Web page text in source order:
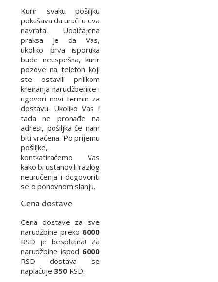
Kurir svaku pošiljku
pokušava da uruči u dva
navrata. Uobičajena
praksa je da Vas,
ukoliko prva isporuka
bude neuspešna, kurir
pozove na telefon koji
ste ostavili prilikom
kreiranja narudžbenice i
ugovori novi termin za
dostavu. Ukoliko Vas i
tada ne pronađe na
adresi, pošiljka će nam
biti vraćena. Po prijemu
pošiljke,
kontkatiraćemo Vas
kako bi ustanovili razlog
neuručenja i dogovoriti
se o ponovnom slanju.
Cena dostave
Cena dostave za sve
narudžbine preko 6000
RSD je besplatna! Za
narudžbine ispod 6000
RSD dostava se
naplaćuje 350 RSD.